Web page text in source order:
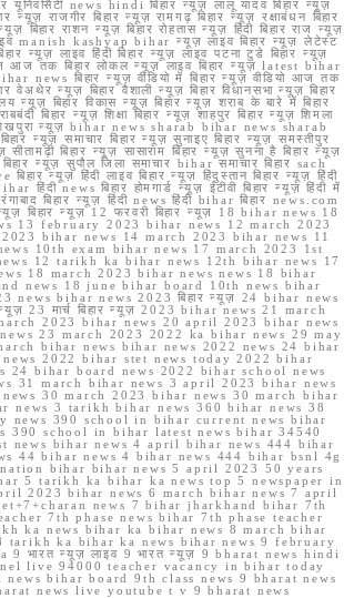
यूनिवर्सिटी news hindi बिहार न्यूज़ लालू यादव बिहार न्यूज़
न्यूज़ राजगीर बिहार न्यूज़ रामगढ़ बिहार न्यूज़ रक्षाबंधन बिहार
बिहार राशन न्यूज़ बिहार रोहतास न्यूज़ हिंदी बिहार राज न्यूज़
manish kashyap bihar न्यूज़ लाइव बिहार न्यूज़ लेटेस्ट
न्यूज़ लाइव हिंदी बिहार न्यूज़ लाइव पटना टुडे बिहार न्यूज़
आज तक बिहार लोकल न्यूज़ लाइव बिहार न्यूज़ latest bihar
news बिहार न्यूज़ वीडियो में बिहार न्यूज़ वीडियो आज तक
वेअथेर न्यूज़ बिहार वैशाली न्यूज़ बिहार विधानसभा न्यूज़ बिहार
न्यूज़ बिहार विकास न्यूज़ बिहार न्यूज़ शराब के बारे में बिहार
बिहार न्यूज़ शिक्षा बिहार न्यूज़ शाहपुर बिहार न्यूज़ शिमला
शेखपुरा न्यूज़ bihar news sharab bihar news sharab
न्यूज़ समाचार बिहार न्यूज़ सुनाइए बिहार न्यूज़ समस्तीपुर
सीतामढ़ी बिहार न्यूज़ सासाराम बिहार न्यूज़ सुनना है बिहार न्यूज़
न्यूज़ सुपौल जिला समाचार bihar समाचार बिहार sach
न्यूज़ हिंदी लाइव बिहार न्यूज़ हिंदुस्तान बिहार न्यूज़ हिंदी
हिंदी news बिहार होमगार्ड न्यूज़ ईटीवी बिहार न्यूज़ हिंदी में
बिहार न्यूज़ हिंदी news हिंदी bihar बिहार news.com
न्यूज़ बिहार न्यूज़ 12 फरवरी बिहार न्यूज़ 18 bihar news 18
13 february 2023 bihar news 12 march 2023
bihar news 14 march 2023 bihar news 11
10th exam bihar news 17 march 2023 1st
12 tarikh ka bihar news 12th bihar news 17
18 march 2023 bihar news news 18 bihar
news 18 june bihar board 10th news bihar
news bihar news 2023 बिहार न्यूज़ 24 bihar news
23 मार्च बिहार न्यूज़ 2023 bihar news 21 march
2023 bihar news 20 april 2023 bihar news
23 march 2023 2022 ka bihar news 29 may
bihar news bihar news 2022 news 24 bihar
2022 bihar stet news today 2022 bihar
24 bihar board news 2022 bihar school news
31 march bihar news 3 april 2023 bihar news
30 march 2023 bihar news 30 march bihar
news 3 tarikh bihar news 360 bihar news 38
news 390 school in bihar current news bihar
390 school in bihar latest news bihar 34540
news bihar news 4 april bihar news 444 bihar
44 bihar news 4 bihar news 444 bihar bsnl 4g
bihar bihar news 5 april 2023 50 years
5 tarikh ka bihar ka news top 5 newspaper in
2023 bihar news 6 march bihar news 7 april
news 7 bihar jharkhand bihar 7th
7th phase news bihar 7th phase teacher
ka news bihar ka bihar news 8 march bihar
tarikh ka bihar ka news bihar news 9 february
भारत न्यूज़ लाइव 9 भारत न्यूज़ 9 bharat news hindi
live 94000 teacher vacancy in bihar today
bihar board 9th class news 9 bharat news
news live youtube t v 9 bharat news